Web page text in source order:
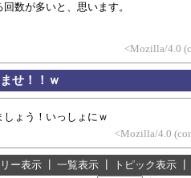
数が多いと、思います。
<Mozilla/4.0
せ！！ｗ
ょう！いっしょにｗ
<Mozilla/4.0
ー表示 一覧表示 トピック表示